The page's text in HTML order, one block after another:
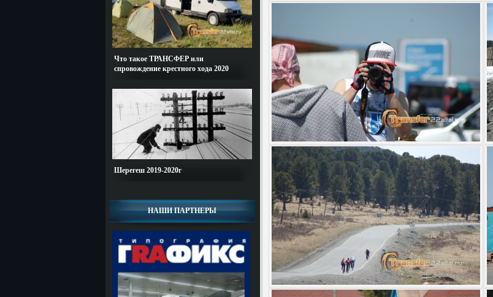
Что такое ТРАНСФЕР или
спровождение крестного хода 2020
Шерегеш 2019-2020г
НАШИ ПАРТНЕРЫ